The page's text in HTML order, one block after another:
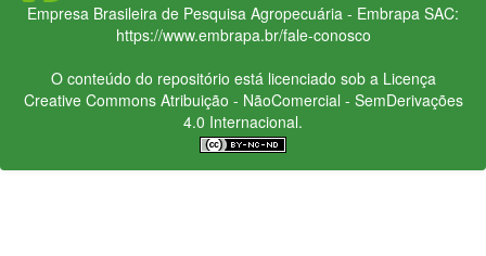
Empresa Brasileira de Pesquisa Agropecuária - Embrapa SAC:
https://www.embrapa.br/fale-conosco
O conteúdo do repositório está licenciado sob a Licença
Creative CommonsAtribuição - NãoComercial - SemDerivações
4.0 Internacional.